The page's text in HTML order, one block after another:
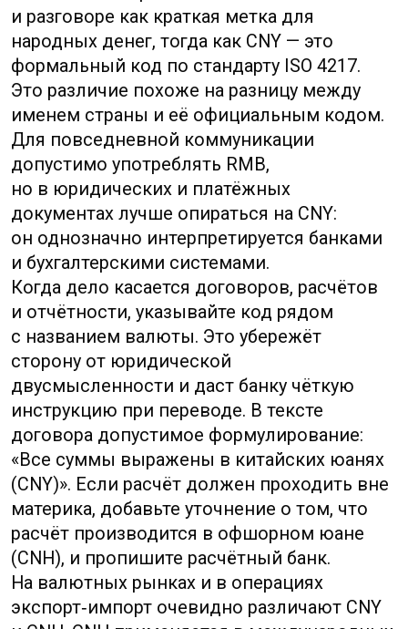
Когда дело доходит до повседневных
расчётов, полезно иметь под рукой
рабочие приёмы, которые позволяют
считать быстро и без ошибок. Один
из таких приёмов — переводить все суммы
в наименьшие денежные единицы для
арифметики. Так сложение и вычитание
выполняются как с целыми числами,
а конечный результат возвращают
в привычный формат с десятичной
дробью. Этот способ особенно выручает
при подсчёте сдачи, суммировании чеков
и при конвертации курсов с дробной
частью.
В реальной торговле
и на онлайн‑площадках часто встречаются
психологические приёмы
ценообразования: цифры заканчиваются
на .9, .8 или .99. Это не техническая
особенность денег, а маркетинговое
решение — такие цены воспринимаются
как выгоднее. Если вы заметили
необычное окончание цены в магазине,
итоговую сумму покупки заранее, чтобы